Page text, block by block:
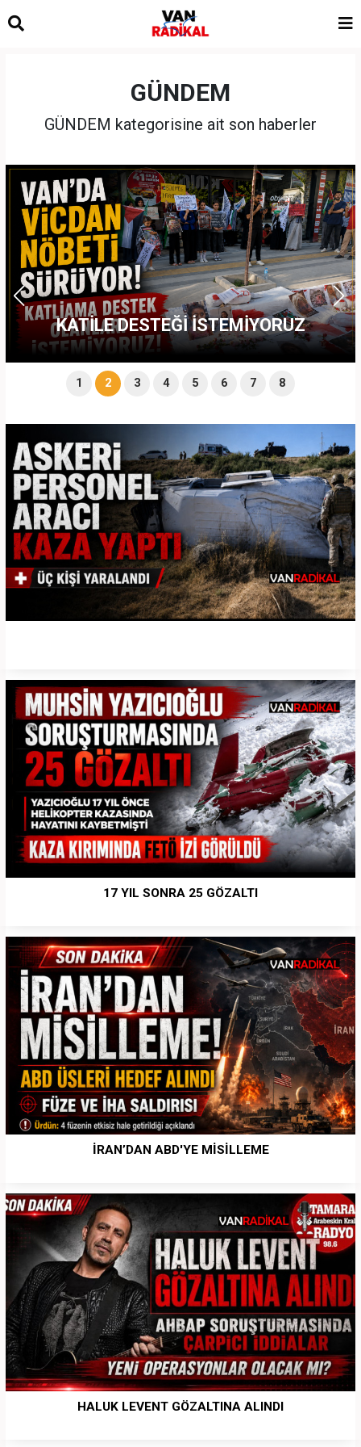
GÜNDEM
GÜNDEM kategorisine ait son haberler
KATİLE DESTEĞİ İSTEMİYORUZ
1 2 3 4 5 6 7 8
17 YIL SONRA 25 GÖZALTI
İRAN’DAN ABD'YE MİSİLLEME
HALUK LEVENT GÖZALTINA ALINDI